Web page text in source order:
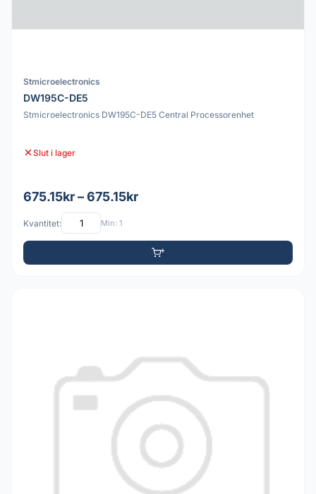
Stmicroelectronics
DW195C-DE5
Stmicroelectronics DW195C-DE5 Central Processorenhet
Slut i lager
675.15kr – 675.15kr
Kvantitet: Min: 1